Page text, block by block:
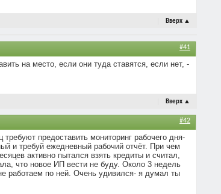
Вверх ▲
#41
на место, если они туда ставятся, если нет, -
Вверх ▲
#42
предоставить мониторинг рабочего дня-
и требуй ежедневный рабочий отчёт. При чем
активно пытался взять кредиты и считал,
что новое ИП вести не буду. Около 3 недель
работаем по ней. Очень удивился- я думал ты